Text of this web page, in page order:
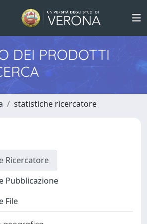
DEI PRODOTTI
statistiche ricercatore
Ricercatore
Pubblicazione
File